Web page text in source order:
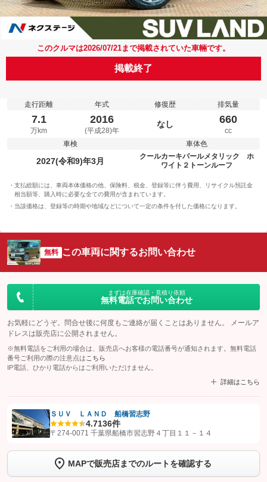
このクルマは2026/07/21まで掲載されていた車輛です。
掲載終了
走行距離
7.1
万km
年式
2016
(平成28)年
修復歴
なし
排気量
660
cc
車検
2027(令和9)年3月
車体色
クールカーキパールメタリック ホ
ワイト２トーンルーフ
支払総額には、車両本体価格の他、保険料、税金、登録等に伴う費用、リサイクル預託金
相当額等、購入時に必要な全ての費用が含まれています。
当該価格は、登録等の時期や地域などについて一定の条件を付した価格になります。
無料 この車両に関するお問い合わせ
まずは在庫確認・見積り依頼
無料電話でお問い合わせ
お気軽にどうぞ。問合せ後に何度もご連絡が届くことはありません。 メールア
ドレスは販売店に公開されません。
※無料電話をご利用の場合は、販売店へお客様の電話番号が通知されます。無料電話
番号ご利用の際の注意点は こちら
IP電話、ひかり電話からはご利用いただけません。
詳細はこちら
【STEP1】認証画面でグーネットを友だち追加してから「許可する」ボタンを押
トーク画面で
ボタンをタップして問い合わせを
完了してください。
ＳＵＶ ＬＡＮＤ 船橋習志野
4.7136件
〒274-0071 千葉県船橋市習志野４丁目１１－１４
MAPで販売店までのルートを確認する